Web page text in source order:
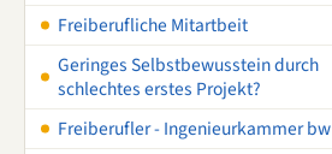
Freiberufliche Mitartbeit
Geringes Selbstbewusstein durch
schlechtes erstes Projekt?
Freiberufler - Ingenieurkammer bw